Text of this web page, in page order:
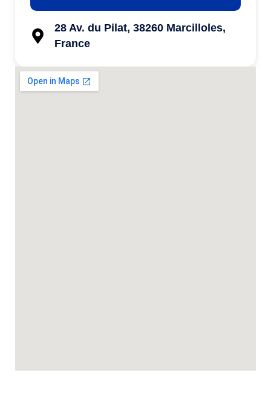
28 Av. du Pilat, 38260 Marcilloles,
France